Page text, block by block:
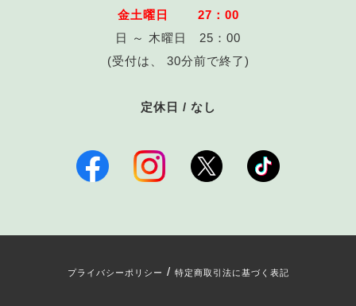
金土曜日 27：00
日 ～ 木曜日 25：00
(受付は、 30分前で終了)
定休日 / なし
プライバシーポリシー / 特定商取引法に基づく表記